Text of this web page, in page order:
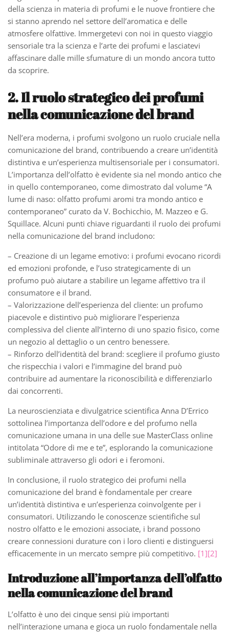
della scienza in materia di profumi e le nuove frontiere che
si stanno aprendo nel settore dell’aromatica e delle
atmosfere olfattive. Immergetevi con noi in questo viaggio
sensoriale tra la scienza e l’arte dei profumi e lasciatevi
affascinare dalle mille sfumature di un mondo ancora tutto
da scoprire.
2. Il ruolo strategico dei profumi
nella comunicazione del brand
Nell’era moderna, i profumi svolgono un ruolo cruciale nella
comunicazione del brand, contribuendo a creare un’identità
distintiva e un’esperienza multisensoriale per i consumatori.
L’importanza dell’olfatto è evidente sia nel mondo antico che
in quello contemporaneo, come dimostrato dal volume “A
lume di naso: olfatto profumi aromi tra mondo antico e
contemporaneo” curato da V. Bochicchio, M. Mazzeo e G.
Squillace. Alcuni punti chiave riguardanti il ruolo dei profumi
nella comunicazione del brand includono:
– Creazione di un legame emotivo: i profumi evocano ricordi
ed emozioni profonde, e l’uso strategicamente di un
profumo può aiutare a stabilire un legame affettivo tra il
consumatore e il brand.
– Valorizzazione dell’esperienza del cliente: un profumo
piacevole e distintivo può migliorare l’esperienza
complessiva del cliente all’interno di uno spazio fisico, come
un negozio al dettaglio o un centro benessere.
– Rinforzo dell’identità del brand: scegliere il profumo giusto
che rispecchia i valori e l’immagine del brand può
contribuire ad aumentare la riconoscibilità e differenziarlo
dai concorrenti.
La neuroscienziata e divulgatrice scientifica Anna D’Errico
sottolinea l’importanza dell’odore e del profumo nella
comunicazione umana in una delle sue MasterClass online
intitolata “Odore di me e te”, esplorando la comunicazione
subliminale attraverso gli odori e i feromoni.
In conclusione, il ruolo strategico dei profumi nella
comunicazione del brand è fondamentale per creare
un’identità distintiva e un’esperienza coinvolgente per i
consumatori. Utilizzando le conoscenze scientifiche sul
nostro olfatto e le emozioni associate, i brand possono
creare connessioni durature con i loro clienti e distinguersi
efficacemente in un mercato sempre più competitivo. [1][2]
Introduzione all’importanza dell’olfatto
nella comunicazione del brand
L’olfatto è uno dei cinque sensi più importanti
nell’interazione umana e gioca un ruolo fondamentale nella